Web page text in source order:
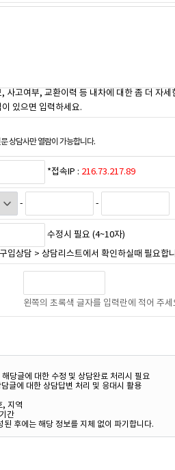
사고여부, 교환이력 등 내차에 대한 좀 더 자
있으면 입력하세요.
상담사만 열람이 가능합니다.
*접속IP : 216.73.217.89
- -
수정시 필요 (4~10자)
입상담 > 상담리스트에서 확인하실때 필요합
왼쪽의 초록색 글자를 입력란에 적어 주세